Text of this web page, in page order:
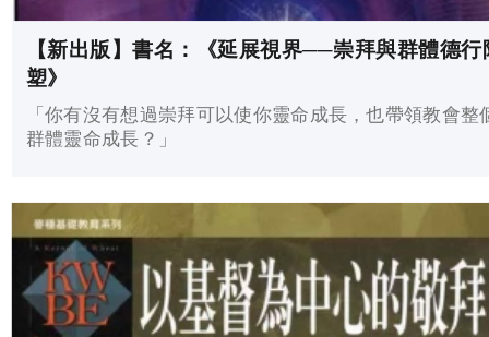
【新出版】書名：《延展視界──崇拜與群體德行
塑》
「你有沒有想過崇拜可以使你靈命成長，也帶領教會整
群體靈命成長？」